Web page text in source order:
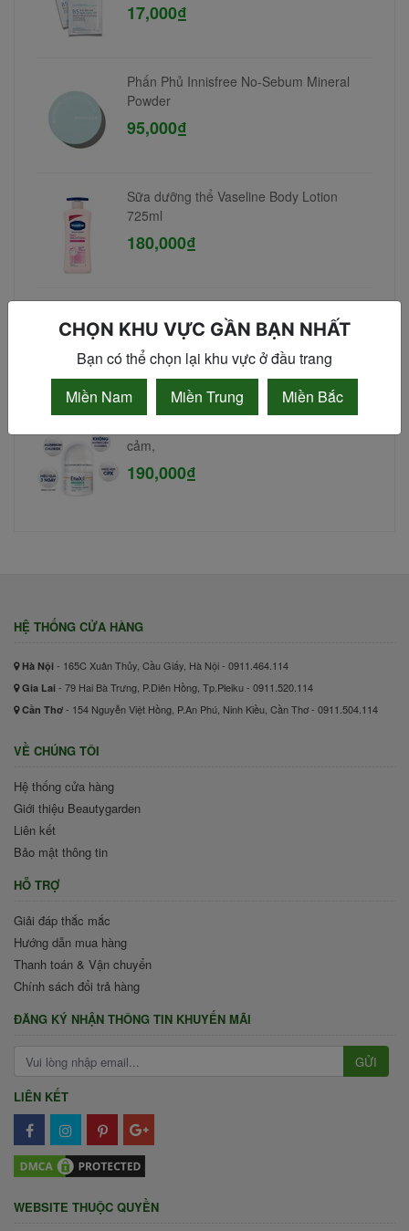
17,000₫
Phấn Phủ Innisfree No-Sebum Mineral
Powder
95,000₫
Sữa dưỡng thể Vaseline Body Lotion
725ml
180,000₫
Coffee Cinnamon Cloves 380gr
90,000₫
cảm,
190,000₫
HỆ THỐNG CỬA HÀNG
Hà Nội - 165C Xuân Thủy, Cầu Giấy, Hà Nội - 0911.464.114
Gia Lai - 79 Hai Bà Trưng, P.Diên Hồng, Tp.Pleiku - 0911.520.114
Cần Thơ - 154 Nguyễn Việt Hồng, P.An Phú, Ninh Kiều, Cần Thơ - 0911.504.114
VỀ CHÚNG TÔI
Hệ thống cửa hàng
Giới thiệu Beautygarden
Liên kết
Bảo mật thông tin
HỖ TRỢ
Giải đáp thắc mắc
Hướng dẫn mua hàng
Thanh toán & Vận chuyển
Chính sách đổi trả hàng
ĐĂNG KÝ NHẬN THÔNG TIN KHUYẾN MÃI
GỬI
LIÊN KẾT
WEBSITE THUỘC QUYỀN
CHỌN KHU VỰC GẦN BẠN NHẤT
Bạn có thể chọn lại khu vực ở đầu trang
Miền Nam
Miền Trung Miền Bắc